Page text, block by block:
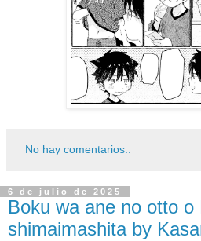
No hay comentarios.:
6 de julio de 2025
Boku wa ane no otto o
shimaimashita by